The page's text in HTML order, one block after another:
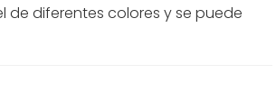
de diferentes colores y se puede